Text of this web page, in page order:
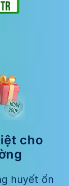
cho
huyết ổn